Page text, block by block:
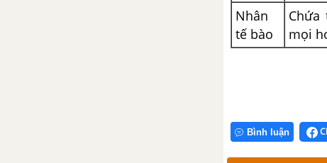
Nhân
tế bào
mọi
Bình luận